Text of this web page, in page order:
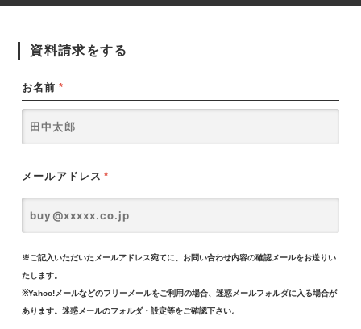
資料請求をする
お名前 *
メールアドレス *
※ご記入いただいたメールアドレス宛てに、お問い合わせ内容の確認メールをお送りい
たします。
※Yahoo!メールなどのフリーメールをご利用の場合、迷惑メールフォルダに入る場合が
あります。迷惑メールのフォルダ・設定等をご確認下さい。